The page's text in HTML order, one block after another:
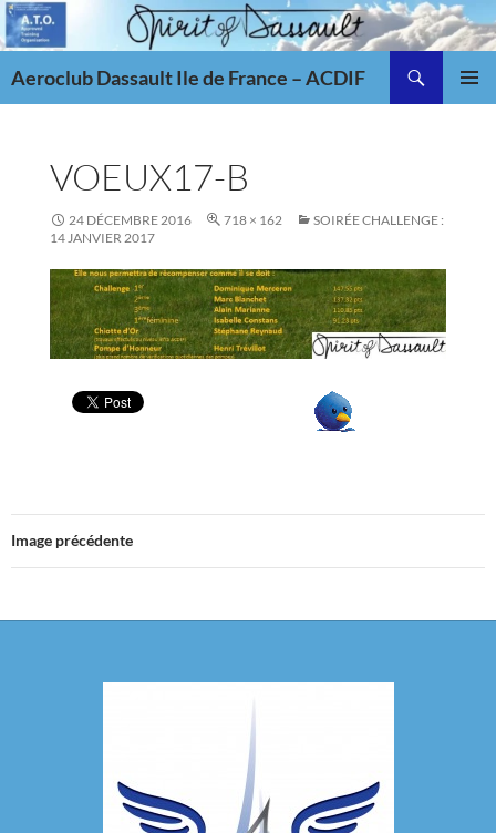
Aller
au
Aeroclub Dassault Ile de France – ACDIF
VOEUX17-B
24 DÉCEMBRE 2016 718 × 162
SOIRÉE CHALLENGE :
14 JANVIER 2017
Image précédente